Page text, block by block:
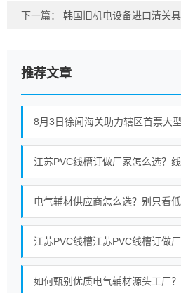
下一篇： 韩国旧机电设备进口清关
推荐文章
8月3日徐闻海关助力辖区首票大